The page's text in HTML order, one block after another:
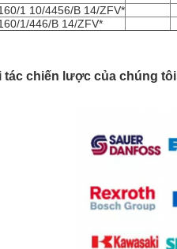
1 10/4456/B 14/ZFV*
1/446/B 14/ZFV*
tác chiến lược của chúng tôi